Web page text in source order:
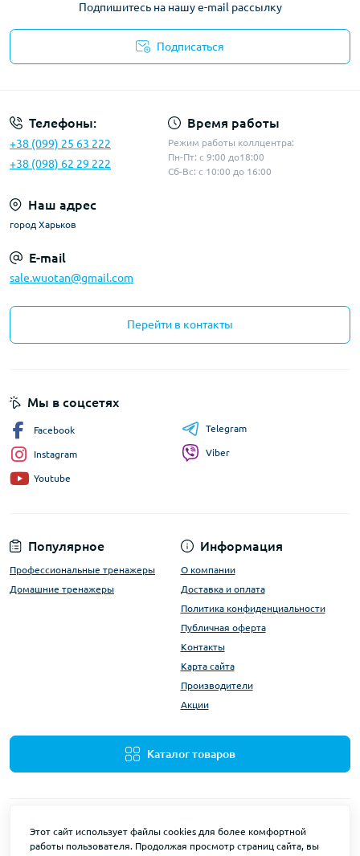
Подпишитесь на нашу e-mail рассылку
Подписаться
Телефоны:
+38 (099) 25 63 222
+38 (098) 62 29 222
Время работы
Режим работы коллцентра:
Пн-Пт: с 9:00 до18:00
Сб-Вс: с 10:00 до 16:00
Наш адрес
город Харьков
E-mail
sale.wuotan@gmail.com
Перейти в контакты
Популярное
Профессиональные тренажеры
Домашние тренажеры
Информация
О компании
Доставка и оплата
Политика конфиденциальности
Публичная оферта
Контакты
Карта сайта
Производители
Акции
Каталог товаров
Мы в соцсетях
Facebook
Instagram
Youtube
Telegram
Viber
Этот сайт использует файлы cookies для более комфортной
работы пользователя. Продолжая просмотр страниц сайта, вы